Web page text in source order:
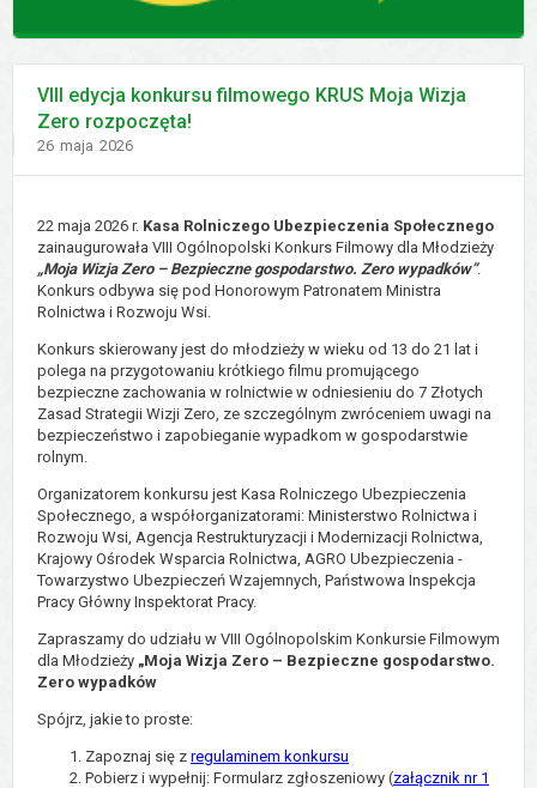
VIII edycja konkursu filmowego KRUS Moja Wizja
Zero rozpoczęta!
Dodano
26 maja 2026
22 maja 2026 r. Kasa Rolniczego Ubezpieczenia Społecznego
zainaugurowała VIII Ogólnopolski Konkurs Filmowy dla Młodzieży
„Moja Wizja Zero – Bezpieczne gospodarstwo. Zero wypadków”.
Konkurs odbywa się pod Honorowym Patronatem Ministra
Rolnictwa i Rozwoju Wsi.
Konkurs skierowany jest do młodzieży w wieku od 13 do 21 lat i
polega na przygotowaniu krótkiego filmu promującego
bezpieczne zachowania w rolnictwie w odniesieniu do 7 Złotych
Zasad Strategii Wizji Zero, ze szczególnym zwróceniem uwagi na
bezpieczeństwo i zapobieganie wypadkom w gospodarstwie
rolnym.
Organizatorem konkursu jest Kasa Rolniczego Ubezpieczenia
Społecznego, a współorganizatorami: Ministerstwo Rolnictwa i
Rozwoju Wsi, Agencja Restrukturyzacji i Modernizacji Rolnictwa,
Krajowy Ośrodek Wsparcia Rolnictwa, AGRO Ubezpieczenia -
Towarzystwo Ubezpieczeń Wzajemnych, Państwowa Inspekcja
Pracy Główny Inspektorat Pracy.
Zapraszamy do udziału w VIII Ogólnopolskim Konkursie Filmowym
dla Młodzieży „Moja Wizja Zero – Bezpieczne gospodarstwo.
Zero wypadków
Spójrz, jakie to proste:
Zapoznaj się z regulaminem konkursu
Pobierz i wypełnij: Formularz zgłoszeniowy (załącznik nr 1